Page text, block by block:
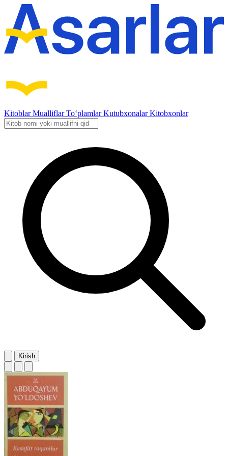
KitoblarMualliflarTo‘plamlarKutubxonalarKitobxonlar
Kirish